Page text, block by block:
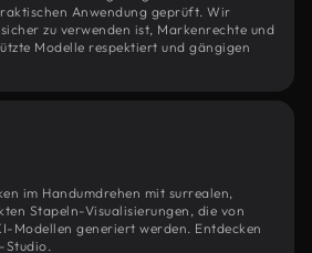
Anwendung geprüft. Wir
zu verwenden ist, Markenrechte und
Modelle respektiert und gängigen
im Handumdrehen mit surrealen,
Stapeln-Visualisierungen, die von
Modellen generiert werden. Entdecken
Studio.